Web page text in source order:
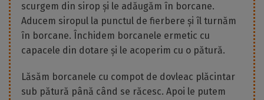
scurgem din sirop și le adăugăm în borcane.
Aducem siropul la punctul de fierbere și îl turnăm
în borcane. Închidem borcanele ermetic cu
capacele din dotare și le acoperim cu o pătură.
Lăsăm borcanele cu compot de dovleac plăcintar
sub pătură până când se răcesc. Apoi le putem